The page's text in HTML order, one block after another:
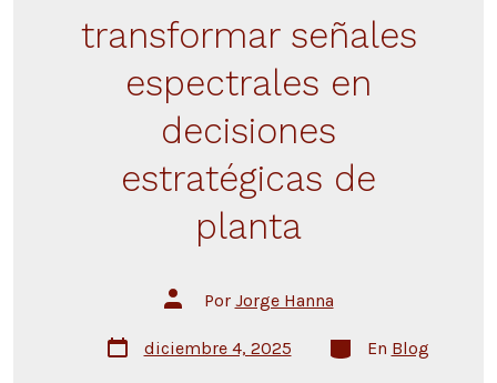
transformar señales
espectrales en
decisiones
estratégicas de
planta
Por Jorge Hanna
diciembre 4, 2025 En Blog